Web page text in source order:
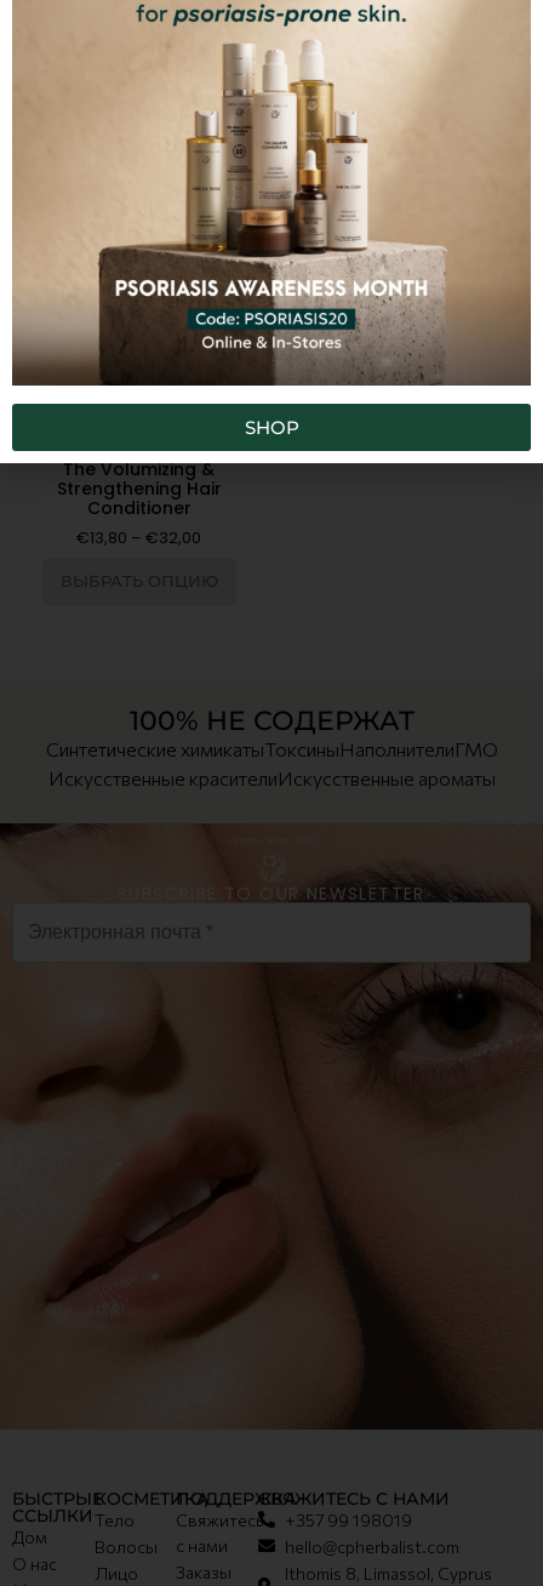
38,00
ВЫБРАТЬ ОПЦИЮ
€14,80
ВЫБРАТЬ ОПЦИЮ
The Volumizing &
Strengthening Hair
Conditioner
€13,80 – €32,00
ВЫБРАТЬ ОПЦИЮ
100% НЕ СОДЕРЖАТ
Синтетические химикатыТоксиныНаполнителиГМО
Искусственные красителиИскусственные ароматы
SUBSCRIBE TO OUR NEWSLETTER
БЫСТРЫЕ
ССЫЛКИ
Дом
О нас
КОСМЕТИКА
Тело
Волосы
Лицо
ПОДДЕРЖКА
Свяжитесь
с нами
Заказы
СВЯЖИТЕСЬ С НАМИ
+357 99 198019
hello@cpherbalist.com
Ithomis 8, Limassol, Cyprus
SHOP